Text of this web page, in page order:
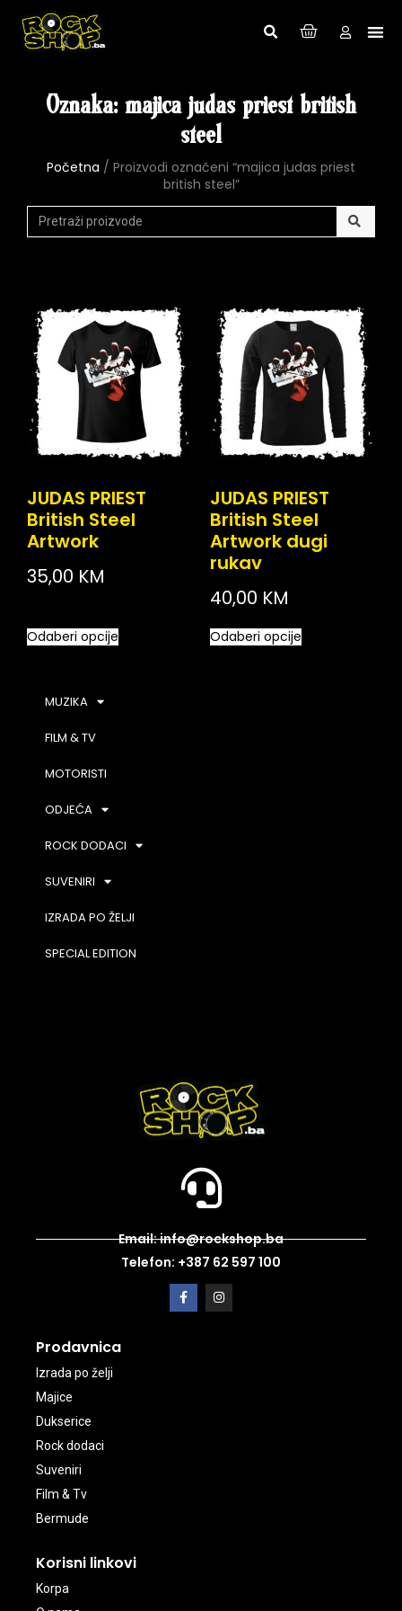
Oznaka: majica judas priest british
steel
Početna / Proizvodi označeni “majica judas priest
british steel”
JUDAS PRIEST
British Steel
Artwork
35,00 KM
Odaberi opcije
JUDAS PRIEST
British Steel
Artwork dugi
rukav
40,00 KM
Odaberi opcije
MUZIKA
FILM & TV
MOTORISTI
ODJEĆA
ROCK DODACI
SUVENIRI
IZRADA PO ŽELJI
SPECIAL EDITION
Email: info@rockshop.ba
Telefon: +387 62 597 100
Prodavnica
Izrada po želji
Majice
Dukserice
Rock dodaci
Suveniri
Film & Tv
Bermude
Korisni linkovi
Korpa